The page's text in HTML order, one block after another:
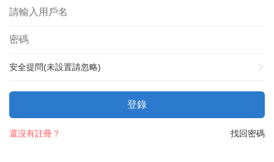
安全提問(未設置請忽略)
登錄
找回密碼
還沒有註冊？